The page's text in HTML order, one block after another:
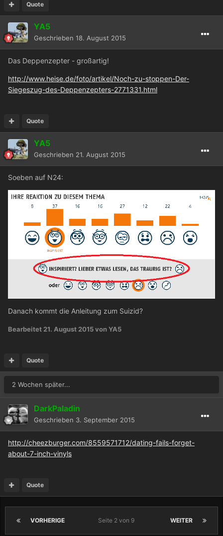
Quote
YA5
Geschrieben 18. August 2015
Das Deppenzepter - großartig!
http://www.heise.de/foto/artikel/Noch-zu-stoppen-Der-
Siegeszug-des-Deppenzepters-2771331.html
Quote
YA5
Geschrieben 21. August 2015
Soeben auf N24:
Danach kommt die Anleitung zum Suizid?
Bearbeitet 21. August 2015von YA5
Quote
2 Wochen später...
DarkPaladin
Geschrieben 3. September 2015
http://cheezburger.com/8559571712/dating-fails-forget-
about-7-inch-vinyls
Quote
VORHERIGE WEITER
Seite 2 von 9